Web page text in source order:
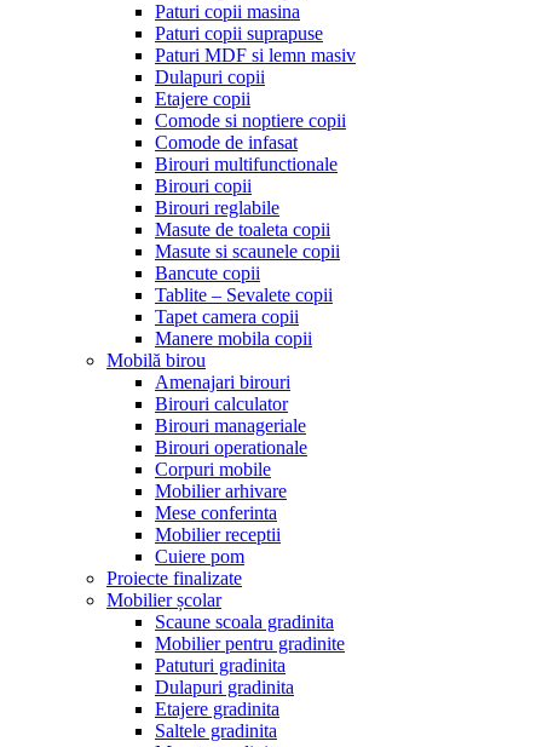
Paturi copii masina
Paturi copii suprapuse
Paturi MDF si lemn masiv
Dulapuri copii
Etajere copii
Comode si noptiere copii
Comode de infasat
Birouri multifunctionale
Birouri copii
Birouri reglabile
Masute de toaleta copii
Masute si scaunele copii
Bancute copii
Tablite – Sevalete copii
Tapet camera copii
Manere mobila copii
Mobilă birou
Amenajari birouri
Birouri calculator
Birouri manageriale
Birouri operationale
Corpuri mobile
Mobilier arhivare
Mese conferinta
Mobilier receptii
Cuiere pom
Proiecte finalizate
Mobilier școlar
Scaune scoala gradinita
Mobilier pentru gradinite
Patuturi gradinita
Dulapuri gradinita
Etajere gradinita
Saltele gradinita